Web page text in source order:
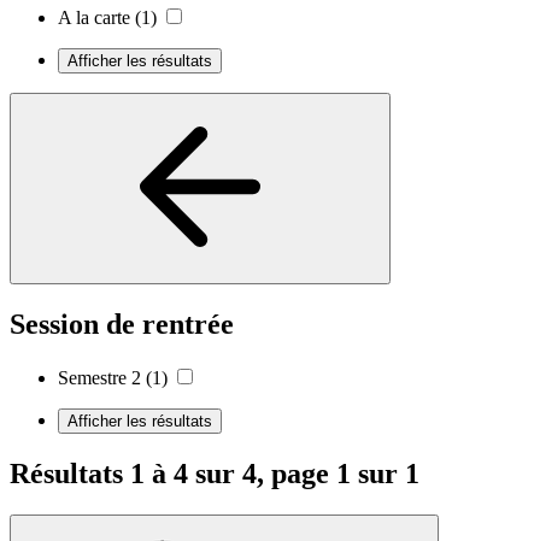
A la carte (1)
Afficher les résultats
Session de rentrée
Semestre 2 (1)
Afficher les résultats
Résultats 1 à 4 sur 4, page 1 sur 1